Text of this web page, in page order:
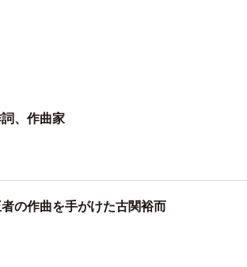
、作曲家
の作曲を手がけた古関裕而